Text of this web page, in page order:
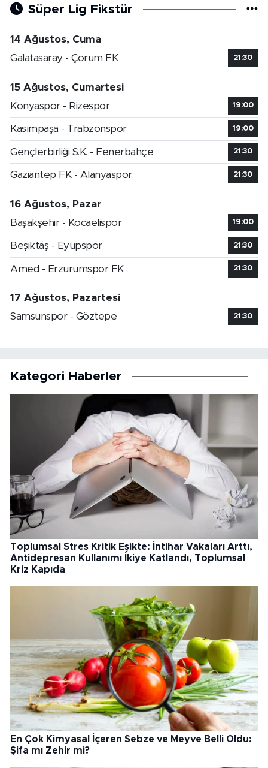
Süper Lig Fikstür
14 Ağustos, Cuma
Galatasaray - Çorum FK
21:30
15 Ağustos, Cumartesi
Konyaspor - Rizespor
19:00
Kasımpaşa - Trabzonspor 19:00
Gençlerbirliği S.K. - Fenerbahçe 21:30
Gaziantep FK - Alanyaspor 21:30
16 Ağustos, Pazar
Başakşehir - Kocaelispor
19:00
Beşiktaş - Eyüpspor 21:30
Amed - Erzurumspor FK 21:30
17 Ağustos, Pazartesi
Samsunspor - Göztepe
21:30
Kategori Haberler
Toplumsal Stres Kritik Eşikte: İntihar Vakaları Arttı,
Antidepresan Kullanımı İkiye Katlandı, Toplumsal
Kriz Kapıda
En Çok Kimyasal İçeren Sebze ve Meyve Belli Oldu:
Şifa mı Zehir mi?